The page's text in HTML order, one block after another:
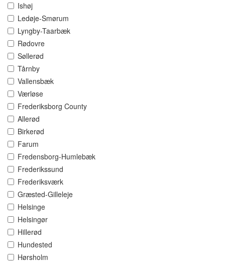
Ishøj
Ledøje-Smørum
Lyngby-Taarbæk
Rødovre
Søllerød
Tårnby
Vallensbæk
Værløse
Frederiksborg County
Allerød
Birkerød
Farum
Fredensborg-Humlebæk
Frederikssund
Frederiksværk
Græsted-Gilleleje
Helsinge
Helsingør
Hillerød
Hundested
Hørsholm